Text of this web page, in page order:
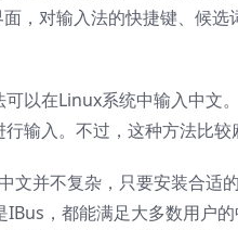
，对输入法的快捷键、候
可以在Linux系统中输入中
输入。不过，这种方法比较
文并不复杂，只要安装合适
IBus，都能满足大多数用户